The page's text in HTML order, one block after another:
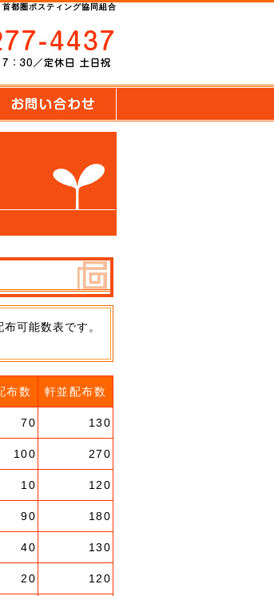
都圏ポスティング協同組合
可能数表です。
布数 軒並配布数
70 130
100 270
10 120
90 180
40 130
20 120